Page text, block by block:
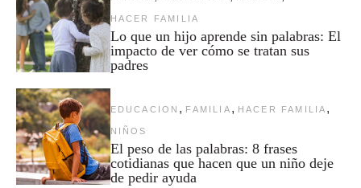
HACER FAMILIA
Lo que un hijo aprende sin palabras: El
impacto de ver cómo se tratan sus
padres
EDUCACION , FAMILIA , HACER FAMILIA ,
NIÑOS
El peso de las palabras: 8 frases
cotidianas que hacen que un niño deje
de pedir ayuda